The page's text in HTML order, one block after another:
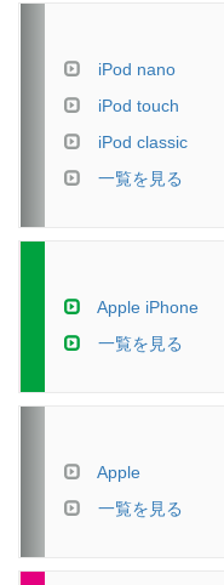
iPod nano
iPod touch
iPod classic
一覧を見る
Apple iPhone
一覧を見る
Apple
一覧を見る